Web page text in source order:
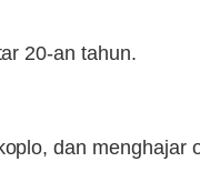
20-an tahun.
dan menghajar